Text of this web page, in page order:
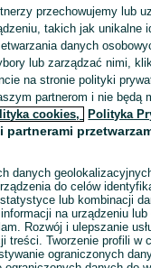
przechowujemy lub
takich jak unikalne
danych
lub zarządzać nimi,
na stronie polityki
partnerom i nie będą
cookies, Polityka
partnerami
danych
do celów
lub kombinacji
na urządzeniu
Rozwój i ulepszanie
treści. Tworzenie profili w
ograniczonych